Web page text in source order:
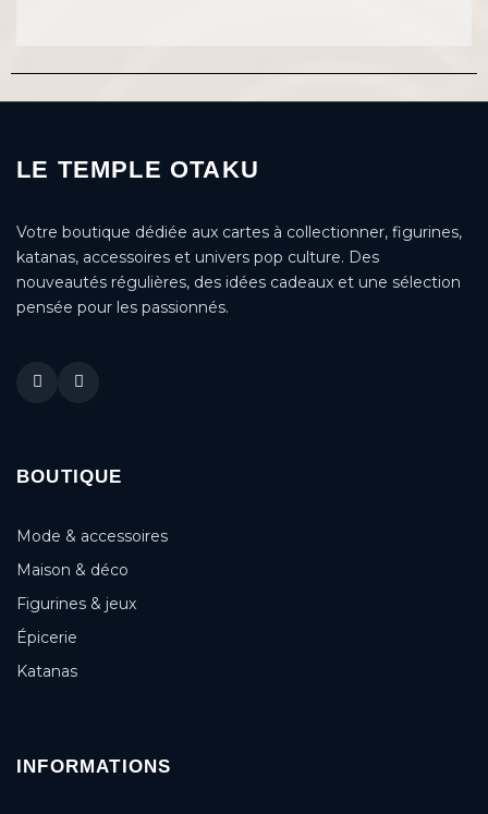
LE TEMPLE OTAKU
Votre boutique dédiée aux cartes à collectionner, figurines,
katanas, accessoires et univers pop culture. Des
nouveautés régulières, des idées cadeaux et une sélection
pensée pour les passionnés.
BOUTIQUE
Mode & accessoires
Maison & déco
Figurines & jeux
Épicerie
Katanas
INFORMATIONS